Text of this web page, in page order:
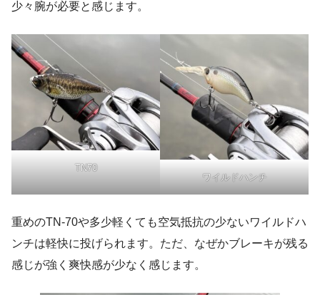
少々腕が必要と感じます。
TN70
ワイルドハンチ
重めのTN-70や多少軽くても空気抵抗の少ないワイルドハ
ンチは軽快に投げられます。ただ、なぜかブレーキが残る
感じが強く爽快感が少なく感じます。